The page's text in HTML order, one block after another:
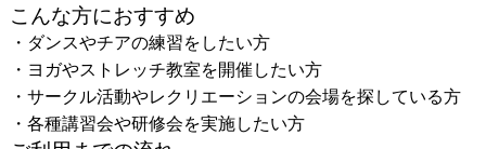
こんな方におすすめ
・ダンスやチアの練習をしたい方
・ヨガやストレッチ教室を開催したい方
・サークル活動やレクリエーションの会場を探している方
・各種講習会や研修会を実施したい方